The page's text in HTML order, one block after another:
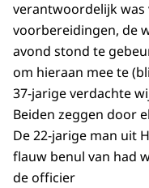
verantwoordelijk
voorbereidingen, de
avond stond te
om hieraan mee te
37-jarige verdachte
Beiden zeggen door
De 22-jarige man uit
flauw benul van had
de officier